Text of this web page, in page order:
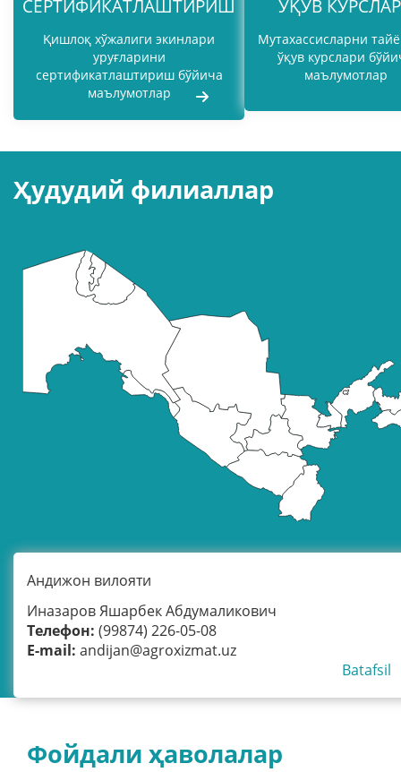
СЕРТИФИКАТЛАШТИРИШ
Қишлоқ хўжалиги экинлари
уруғларини
сертификатлаштириш бўйича
маълумотлар
ЎҚУВ
Мутахассисларни
ўқув курслари
маълумотлар
Ҳудудий филиаллар
Андижон вилояти
Иназаров Яшарбек Абдумаликович
Телефон: (99874) 226-05-08
E-mail: andijan@agroxizmat.uz
Batafsil
Фойдали ҳаволалар